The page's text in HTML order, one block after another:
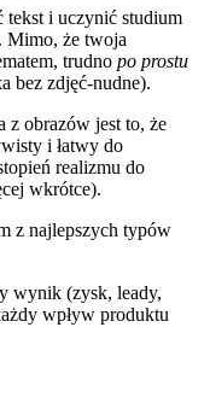
tekst i uczynić studium
Mimo, że twoja
trudno po prostu
bez zdjęć-nudne).
z obrazów jest to, że
i łatwy do
realizmu do
wkrótce).
z najlepszych typów
wynik (zysk, leady,
wpływ produktu